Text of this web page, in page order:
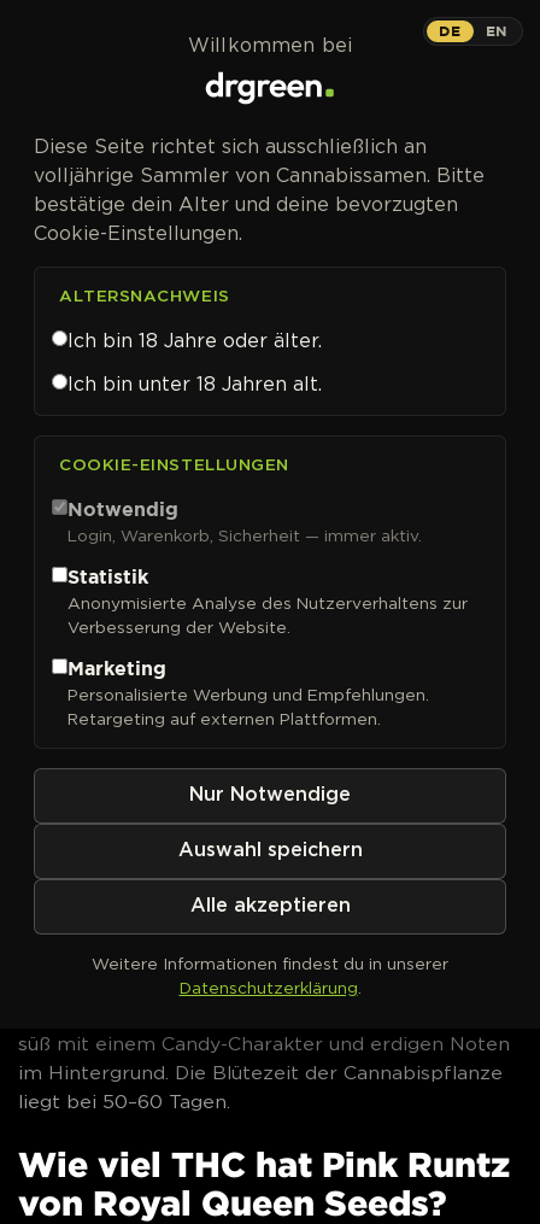
Pink Runtz Auto
Candy-Aroma, 22 % THC-Potential,
Gelato-Genetik, Automatic.
Pink Runtz Auto
Cannabissamen von Royal
ausgeprägtes Candy-Aroma mit fruchtigen und
erdigen Noten – direkt vererbt vonGelato
AutoAuto, The Original Z und Pink Panties. Dazu
kommt ein THC-Potential bis 22 % in einem
ausgewogenen Indica-Sativa-Profil.
Cannabissamen jetzt bei DrGreen bestellen.
Pink Runtz von Royal Queen
Eigenschaften
Pink Runtz Autosteckt ein Stammbaum, der
kaum anspruchsvoller sein könnte:
Auto,
The Original Z und Pink Panties sind die
Elternsorten. Das Ergebnis ist ein Hybrid mit 50 %
Indica, 45 % Sativa und 5 % Ruderalis. Die Blüten
haben ein THC-Potential bis 22 % bei niedrigem
süß mit einem Candy-Charakter und erdigen Noten
im Hintergrund. Die Blütezeit der Cannabispflanze
liegt bei 50–60 Tagen.
Wie viel THC hat Pink Runtz
von Royal Queen Seeds?
DE EN
Willkommen bei
Diese Seite richtet sich ausschließlich an
volljährige Sammler von Cannabissamen. Bitte
bestätige dein Alter und deine bevorzugten
Cookie-Einstellungen.
ALTERSNACHWEIS
Ich bin 18 Jahre oder älter.
Ich bin unter 18 Jahren alt.
COOKIE-EINSTELLUNGEN
Notwendig
Login, Warenkorb, Sicherheit — immer aktiv.
Statistik
Anonymisierte Analyse des Nutzerverhaltens zur
Verbesserung der Website.
Marketing
Personalisierte Werbung und Empfehlungen.
Retargeting auf externen Plattformen.
Nur Notwendige
Auswahl speichern
Alle akzeptieren
Weitere Informationen findest du in unserer
Datenschutzerklärung